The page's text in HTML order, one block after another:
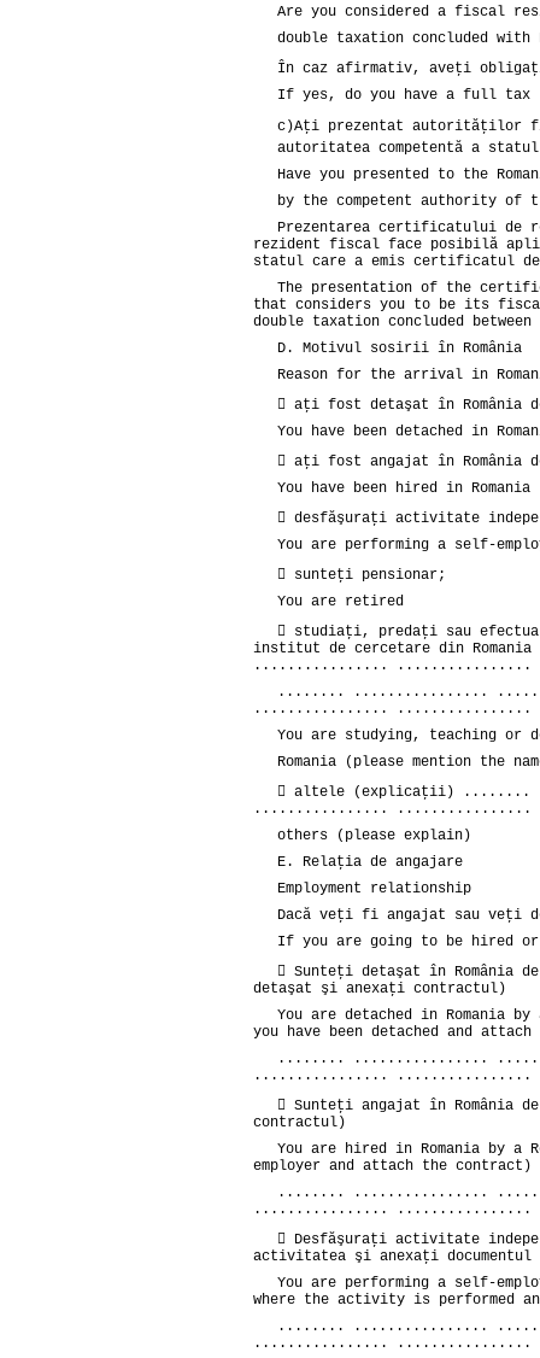
Are you considered a fiscal
double taxation concluded with
În caz afirmativ, aveţi
If yes, do you have a full tax
c)Aţi prezentat autorităţilor
autoritatea competentă a
Have you presented to the
by the competent authority of
Prezentarea certificatului de
rezident fiscal face posibilă
statul care a emis certificatul
The presentation of the
that considers you to be its
double taxation concluded
D. Motivul sosirii în România
Reason for the arrival in
 aţi fost detaşat în România
You have been detached in
 aţi fost angajat în România
You have been hired in Romania
 desfăşuraţi activitate
You are performing a self-
 sunteţi pensionar;
You are retired
 studiaţi, predaţi sau
institut de cercetare din
................
........ ................
................
You are studying, teaching
Romania (please mention the
 altele (explicaţii)
................
others (please explain)
E. Relaţia de angajare
Employment relationship
Dacă veţi fi angajat sau veţi
If you are going to be hired
 Sunteţi detaşat în România
detaşat şi anexaţi contractul)
You are detached in Romania
you have been detached and
........ ................
................
 Sunteţi angajat în România
contractul)
You are hired in Romania by a
employer and attach the contract)
........ ................
................
 Desfăşuraţi activitate
activitatea şi anexaţi
You are performing a self-
where the activity is performed
........ ................
................